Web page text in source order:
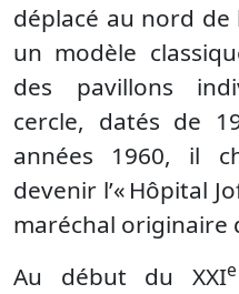
déplacé au nord
un modèle
des pavillons
cercle, datés de
années 1960, il
devenir l’« Hôpital
maréchal originaire
Au début du XXIe